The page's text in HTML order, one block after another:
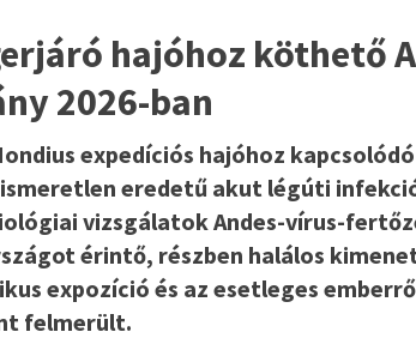
hajóhoz köthető
2026-ban
expedíciós hajóhoz
eredetű akut légúti
vizsgálatok Andes-vírus-
érintő, részben halálos
expozíció és az esetleges
felmerült.